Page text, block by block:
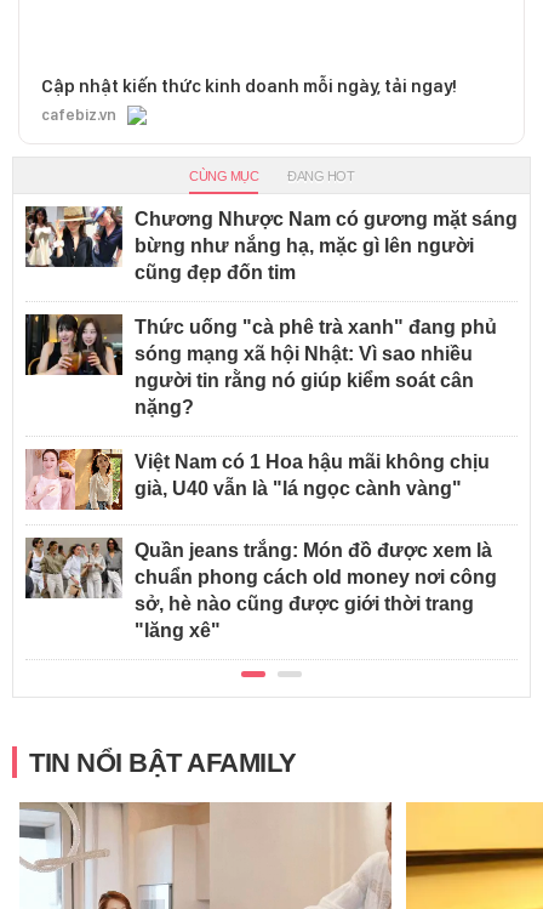
Cập nhật kiến thức kinh doanh mỗi ngày, tải ngay!
cafebiz.vn
CÙNG MỤC ĐANG HOT
Chương Nhược Nam có gương mặt sáng
bừng như nắng hạ, mặc gì lên người
cũng đẹp đốn tim
Thức uống "cà phê trà xanh" đang phủ
sóng mạng xã hội Nhật: Vì sao nhiều
người tin rằng nó giúp kiểm soát cân
nặng?
Việt Nam có 1 Hoa hậu mãi không chịu
già, U40 vẫn là "lá ngọc cành vàng"
Quần jeans trắng: Món đồ được xem là
chuẩn phong cách old money nơi công
sở, hè nào cũng được giới thời trang
"lăng xê"
TIN NỔI BẬT AFAMILY